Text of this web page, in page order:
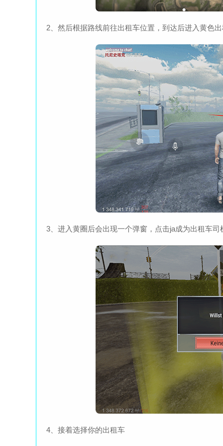
2、然后根据路线前往出租车位置，到达后进入黄色
3、进入黄圈后会出现一个弹窗，点击ja成为出租车司
4、接着选择你的出租车